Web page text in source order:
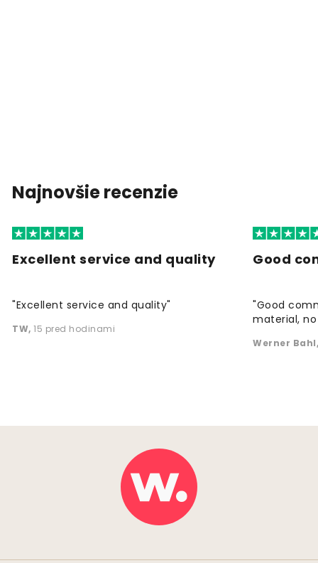
Najnovšie recenzie
Excellent service and quality
"Excellent service and quality"
TW, 15 pred hodinami
Good
"Good
material,
Werner Bahl